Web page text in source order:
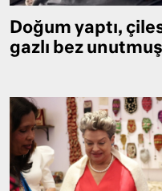
Doğum yaptı,
gazlı bez